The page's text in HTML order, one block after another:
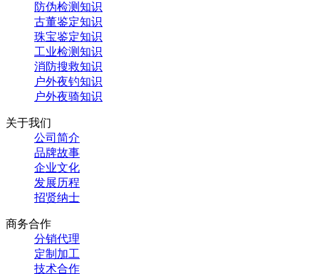
防伪检测知识
古董鉴定知识
珠宝鉴定知识
工业检测知识
消防搜救知识
户外夜钓知识
户外夜骑知识
关于我们
公司简介
品牌故事
企业文化
发展历程
招贤纳士
商务合作
分销代理
定制加工
技术合作